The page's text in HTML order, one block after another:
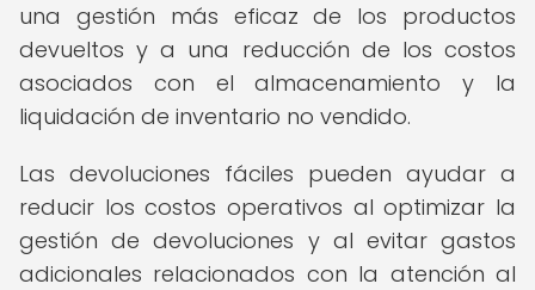
una gestión más eficaz de los productos
devueltos y a una reducción de los costos
asociados con el almacenamiento y la
liquidación de inventario no vendido.
Las devoluciones fáciles pueden ayudar a
reducir los costos operativos al optimizar la
gestión de devoluciones y al evitar gastos
adicionales relacionados con la atención al